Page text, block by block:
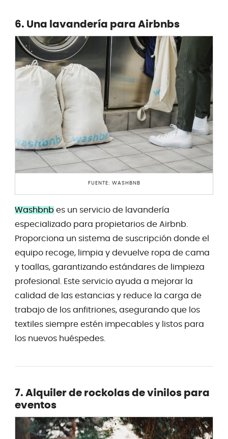
6. Una lavandería para Airbnbs
FUENTE: WASHBNB
Washbnb es un servicio de lavandería
especializado para propietarios de Airbnb.
Proporciona un sistema de suscripción donde el
equipo recoge, limpia y devuelve ropa de cama
y toallas, garantizando estándares de limpieza
profesional. Este servicio ayuda a mejorar la
calidad de las estancias y reduce la carga de
trabajo de los anfitriones, asegurando que los
textiles siempre estén impecables y listos para
los nuevos huéspedes.
7. Alquiler de rockolas de vinilos para
eventos